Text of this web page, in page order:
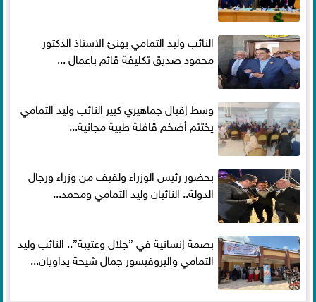
النائب وليد التمامي يهنئ الاستاذ الدكتور
محمود صديق تكليفة قائم باعمال ...
وسط إقبال جماهيري كبير النائب وليد التمامي
يختتم أضخم قافلة طبية مجانية...
بحضور رئيس الوزراء ولفيف من وزراء ورجال
الدولة.. النائبان وليد التمامي ومحمد...
بصمة إنسانية في ”جلال وعتيبة”.. النائب وليد
التمامي والبروفيسور جمال شيحة يداويان...